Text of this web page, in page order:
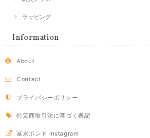
ラッピング
Information
About
Contact
プライバシーポリシー
特定商取引法に基づく表記
冨永ボンド Instagram